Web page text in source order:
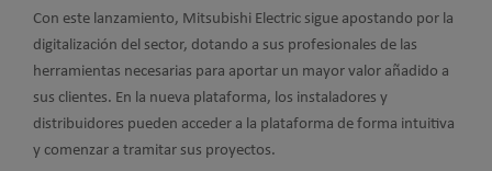
Con este lanzamiento, Mitsubishi Electric sigue apostando por la
digitalización del sector, dotando a sus profesionales de las
herramientas necesarias para aportar un mayor valor añadido a
sus clientes. En la nueva plataforma, los instaladores y
distribuidores pueden acceder a la plataforma de forma intuitiva
y comenzar a tramitar sus proyectos.